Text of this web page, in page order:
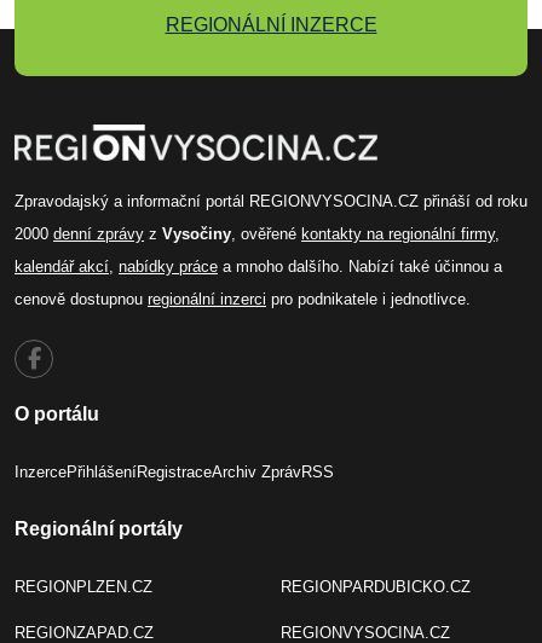
REGIONÁLNÍ INZERCE
Zpravodajský a informační portál REGIONVYSOCINA.CZ přináší od roku
2000 denní zprávy z Vysočiny , ověřené kontakty na regionální firmy,
kalendář akcí nabídky práce a mnoho dalšího. Nabízí také účinnou a
cenově dostupnou regionální inzerci pro podnikatele i jednotlivce.
O portálu
InzercePřihlášeníRegistraceArchiv ZprávRSS
Regionální portály
REGIONPLZEN.CZ
REGIONZAPAD.CZ
REGIONPARDUBICKO.CZ
REGIONVYSOCINA.CZ